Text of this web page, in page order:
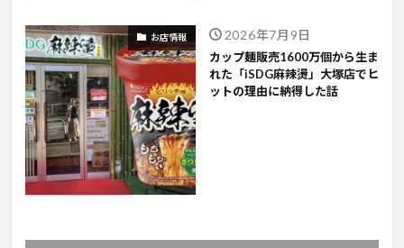
お店情報 2026年7月9日
カップ麺販売1600万個から生ま
れた「iSDG麻辣燙」大塚店でヒ
ットの理由に納得した話